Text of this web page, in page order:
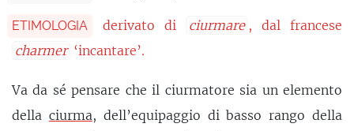
ETIMOLOGIA derivato di ciurmare , dal francese
charmer ‘incantare’.
Va da sé pensare che il ciurmatore sia un elemento
della ciurma, dell’equipaggio di basso rango della